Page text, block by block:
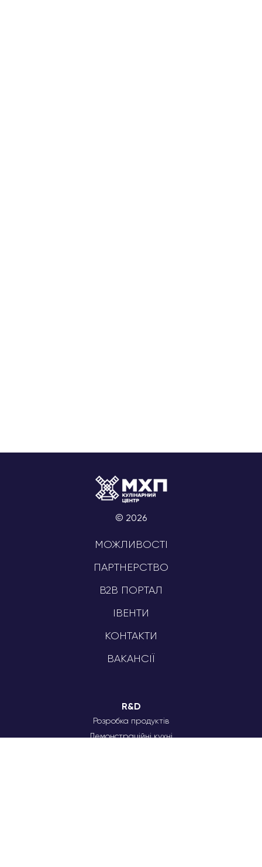
© 2026
МОЖЛИВОСТІ
ПАРТНЕРСТВО
B2B ПОРТАЛ
ІВЕНТИ
КОНТАКТИ
ВАКАНСІЇ
R&D
Розробка продуктів
Демонстраційні кухні